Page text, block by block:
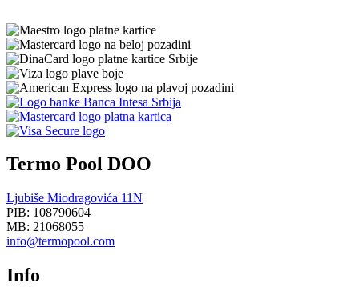
Termo Pool DOO
Ljubiše Miodragovića 11N
PIB: 108790604
MB: 21068055
info@termopool.com
Info